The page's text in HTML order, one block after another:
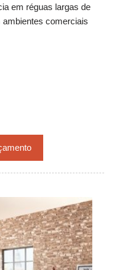
em réguas largas de
ambientes comerciais